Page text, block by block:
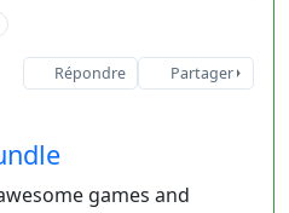
Répondre Partager
games and